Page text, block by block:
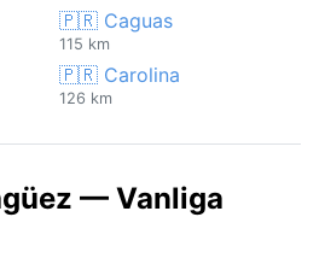
🇵🇷 Caguas
115 km
🇵🇷 Carolina
126 km
— Vanliga